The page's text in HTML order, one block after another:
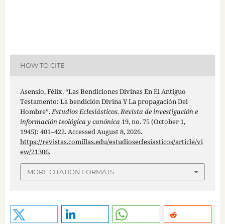
HOW TO CITE
Asensio, Félix. “Las Bendiciones Divinas En El Antiguo
Testamento: La bendición Divina Y La propagación Del
Hombre”.Estudios Eclesiásticos. Revista de investigación e
información teológica y canónica19, no. 75 (October 1,
1945): 401–422. Accessed August 8, 2026.
https://revistas.comillas.edu/estudioseclesiasticos/article/vi
ew/21306.
MORE CITATION FORMATS